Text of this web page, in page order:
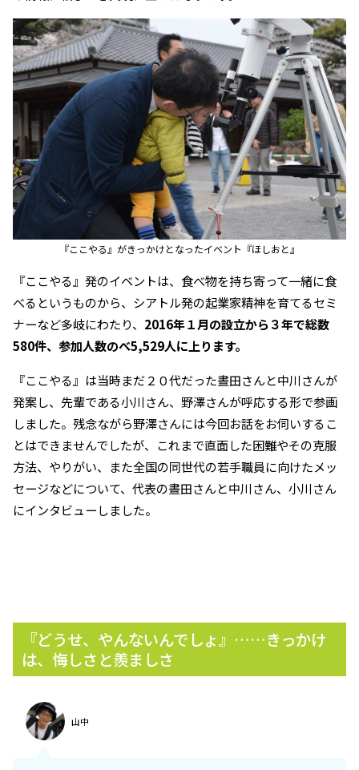
『ここやる』がきっかけとなったイベント『ほしおと』
『ここやる』発のイベントは、食べ物を持ち寄って一緒に食
べるというものから、シアトル発の起業家精神を育てるセミ
ナーなど多岐にわたり、 2016年１月の設立から３年で総数
580件、参加人数のべ5,529人に上ります。
『ここやる』は当時まだ２０代だった晝田さんと中川さんが
発案し、先輩である小川さん、野澤さんが呼応する形で参画
しました。残念ながら野澤さんには今回お話をお伺いするこ
とはできませんでしたが、これまで直面した困難やその克服
方法、やりがい、また全国の同世代の若手職員に向けたメッ
セージなどについて、代表の晝田さんと中川さん、小川さん
にインタビューしました。
『どうせ、やんないんでしょ』……きっかけ
は、悔しさと羨ましさ
山中